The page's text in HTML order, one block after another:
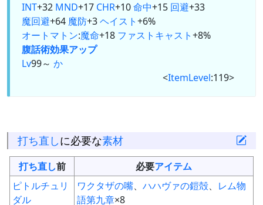
INT+32 MND+17 CHR+10命中+15 回避+33
魔回避+64 魔防+3ヘイスト+6%
オートマトン:魔命+18 ファストキャスト+8%
腹話術効果アップ
Lv99～ か
<ItemLevel:119>
打ち直しに必要な素材
打ち直し前 必要アイテム
ピトルチュリ
ダル
ワクタザの嘴、 ハハヴァの鎧殻、 レム物
語第九章×8